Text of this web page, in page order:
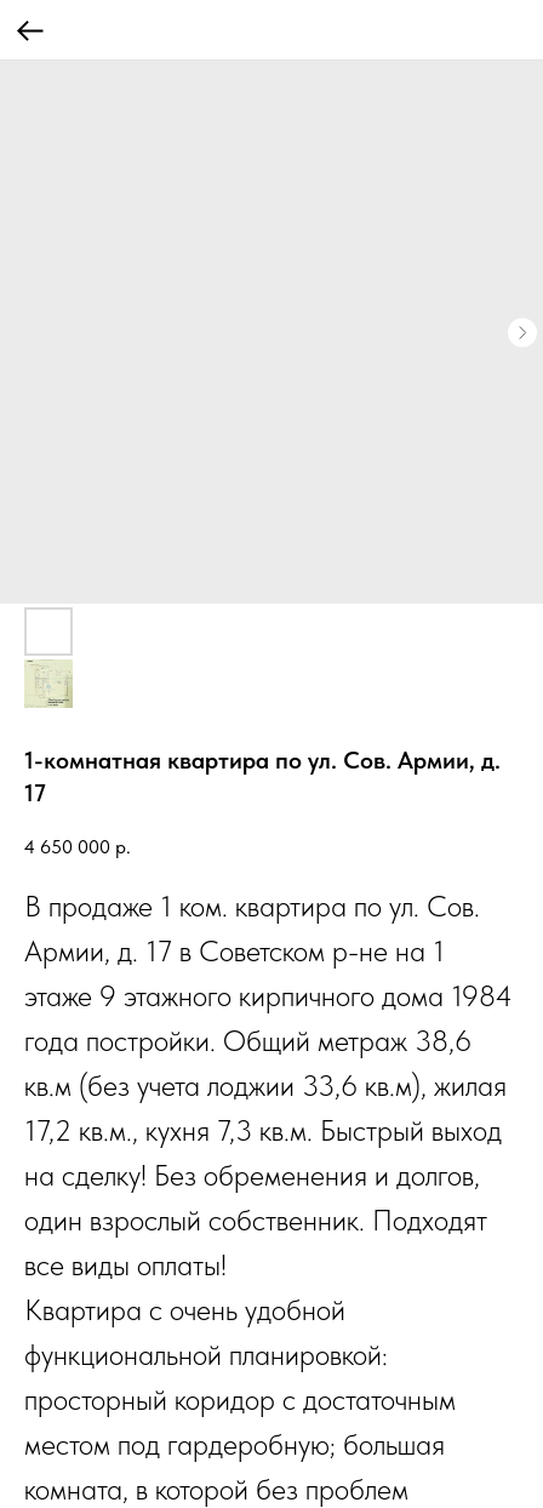
1-комнатная квартира по ул. Сов. Армии, д.
17
4 650 000 р.
В продаже 1 ком. квартира по ул. Сов.
Армии, д. 17 в Советском р-не на 1
этаже 9 этажного кирпичного дома 1984
года постройки. Общий метраж 38,6
кв.м (без учета лоджии 33,6 кв.м), жилая
17,2 кв.м., кухня 7,3 кв.м. Быстрый выход
на сделку! Без обременения и долгов,
один взрослый собственник. Подходят
все виды оплаты!
Квартира с очень удобной
функциональной планировкой:
просторный коридор с достаточным
местом под гардеробную; большая
комната, в которой без проблем